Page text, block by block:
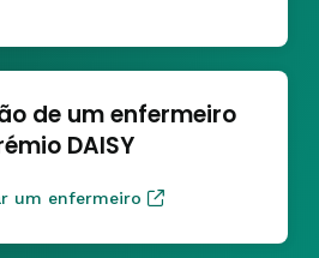
de um enfermeiro
DAISY
um enfermeiro